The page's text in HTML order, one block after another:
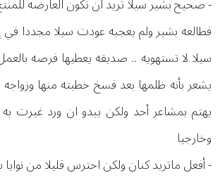
- صحيح بشير سيلا تريد ان تكون العارضه
فطالعه بشير ولم يعجبه عودت سيلا مجددا في
سيلا لا تستهويه .. صديقه يعطيها فرصه
يشعر بأنه ظلمها بعد فسخ خطبته منها
يهتم بمشاعر أحد ولكن يبدو ان ورد غيرت به
وخارجيا
- أفعل ماتريد كنان ولكن احترس قليلا من نوايا